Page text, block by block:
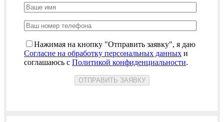
Нажимая на кнопку "Отправить заявку", я даю
Согласие на обработку персональных данных и
соглашаюсь с Политикой конфиденциальности.